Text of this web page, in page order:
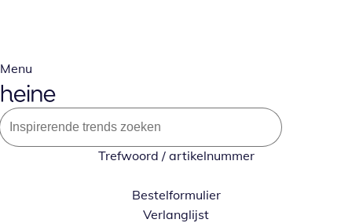
Menu
Trefwoord / artikelnummer
Bestelformulier
Verlanglijst